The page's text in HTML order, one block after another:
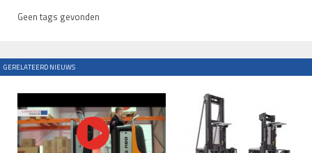
Geen tags gevonden
GERELATEERD NIEUWS